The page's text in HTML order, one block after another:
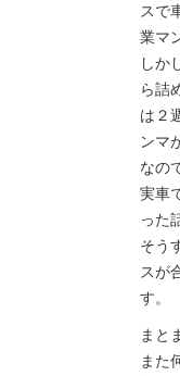
スで
業マ
しか
ら詰
は２
ンマ
なの
実車
った
そう
スが
す。
まと
また